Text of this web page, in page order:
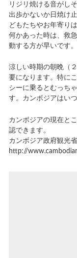
リジリ焼ける音がし
出歩かないか日焼け
どもたちやお年寄り
何かあった時は、救
動する方が早いです。
涼しい時期の朝晩（
要になります。特に
シーに乗るとむっち
す。カンボジアはい
カンボジアの現在と
認できます。
カンボジア政府観光省
http://